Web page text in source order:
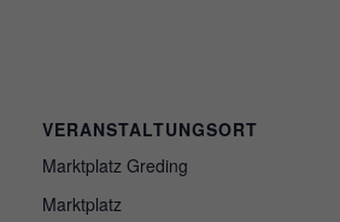
VERANSTALTUNGSORT
Marktplatz Greding
Marktplatz